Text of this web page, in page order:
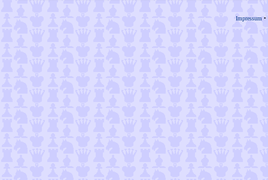
Impressum •